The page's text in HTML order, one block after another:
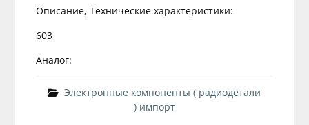
Описание, Технические характеристики:
603
Аналог:
Электронные компоненты ( радиодетали
) импорт